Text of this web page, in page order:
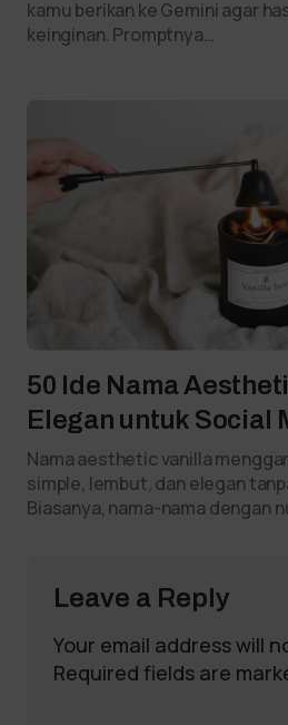
kamu berikan ke Gemini agar
keinginan. Promptnya…
50 Ide Nama
Elegan untuk Social
Nama aesthetic vanilla
simple, lembut, dan elegan
Biasanya, nama-nama dengan
Leave a Reply
Your email address will
Required fields are